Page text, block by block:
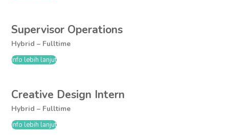
Supervisor Operations
Hybrid – Fulltime
Info lebih lanjut
Creative Design Intern
Hybrid – Fulltime
Info lebih lanjut